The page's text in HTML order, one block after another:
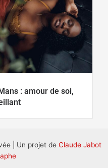
: amour de soi,
| Un projet de Claude Jabot